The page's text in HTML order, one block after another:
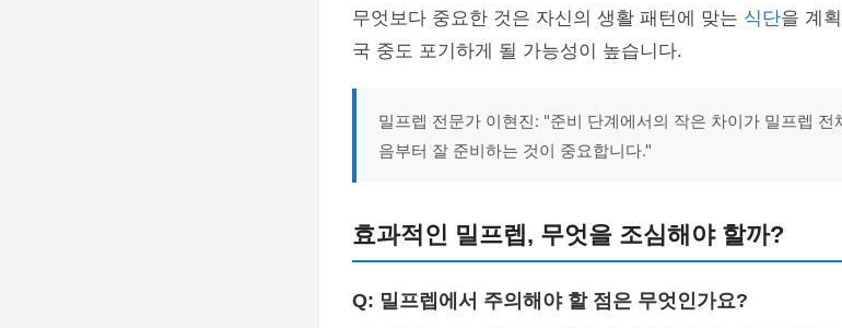
무엇보다 중요한 것은 자신의 생활 패턴에 맞는 식단을 계
국 중도 포기하게 될 가능성이 높습니다.
밀프렙 전문가 이현진: "준비 단계에서의 작은 차이가 밀프렙
음부터 잘 준비하는 것이 중요합니다."
효과적인 밀프렙, 무엇을 조심해야 할까?
Q: 밀프렙에서 주의해야 할 점은 무엇인가요?